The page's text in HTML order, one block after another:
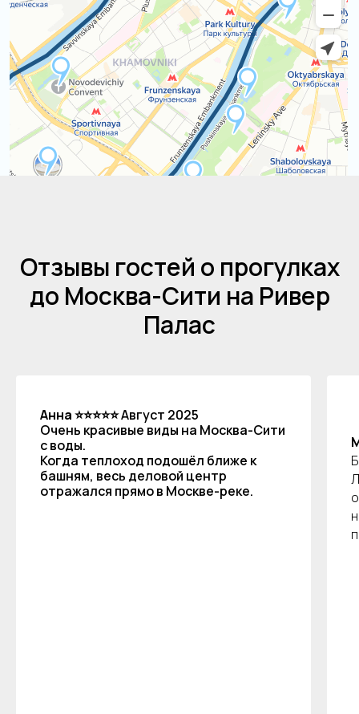
Отзывы гостей о прогулках
до Москва-Сити на Ривер
Палас
Анна⭐⭐⭐⭐⭐ Август 2025
Очень красивые виды на Москва-Сити
с воды.
Когда теплоход подошёл ближе к
башням, весь деловой центр
отражался прямо в Москве-реке.
Согласие на обработку персональных данных
Политика обработки персональных данных
+7 (499) 376 86-96
+7 (499) 992 99-89
VIP КРУИЗЫ
Мероприятия
Выпускной
VK
Пользовательское соглашение